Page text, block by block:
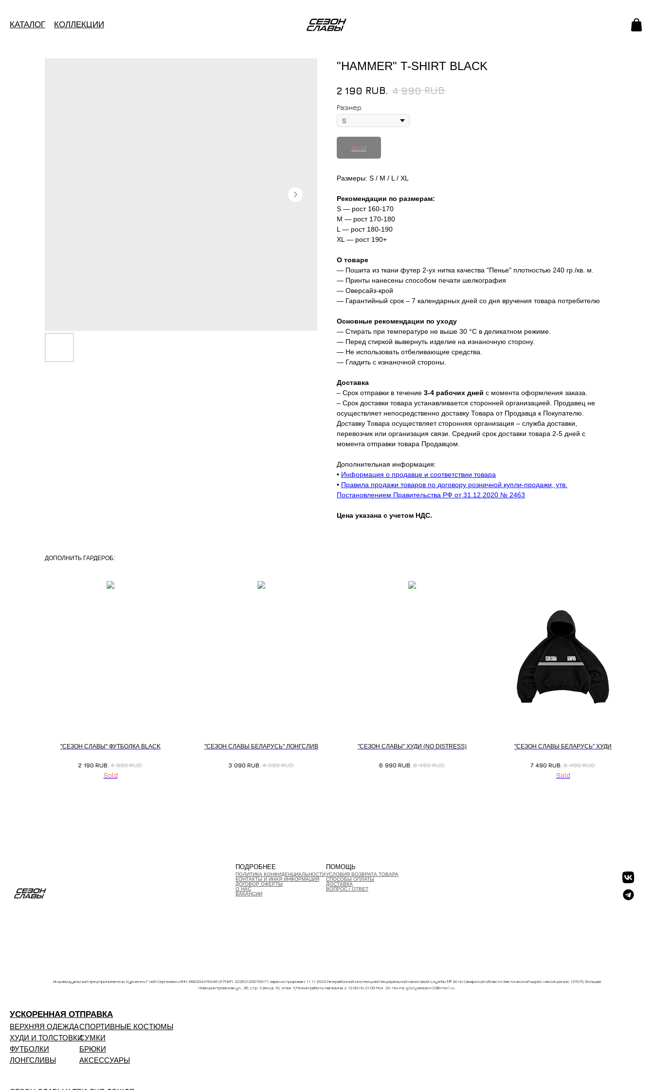
КАТАЛОГ КОЛЛЕКЦИИ
"HAMMER" T-SHIRT BLACK
2 190 RUB. 4 990 RUB.
Размер
Размеры: S / M / L / XL
Рекомендации по размерам:
S — рост 160-170
M — рост 170-180
L — рост 180-190
XL — рост 190+
О товаре
— Пошита из ткани футер 2-ух нитка качества "Пенье" плотностью 240 гр./кв. м.
— Принты нанесены способом печати шелкография
— Оверсайз-крой
— Гарантийный срок – 7 календарных дней со дня вручения товара потребителю
Основные рекомендации по уходу
— Стирать при температуре не выше 30 °C в деликатном режиме.
— Перед стиркой вывернуть изделие на изнаночную сторону.
— Не использовать отбеливающие средства.
— Гладить с изнаночной стороны.
Доставка
– Срок отправки в течение 3-4 рабочих дней с момента оформления заказа.
– Срок доставки товара устанавливается сторонней организацией. Продавец не
осуществляет непосредственно доставку Товара от Продавца к Покупателю.
Доставку Товара осуществляет сторонняя организация – служба доставки,
перевозчик или организация связи. Средний срок доставки товара 2-5 дней с
момента отправки товара Продавцом.
Дополнительная информация:
• Информация о продавце и соответствии товара
• Правила продажи товаров по договору розничной купли-продажи, утв.
Постановлением Правительства РФ от 31.12.2020 № 2463
Цена указана с учетом НДС.
ДОПОЛНИТЬ ГАРДЕРОБ:
"СЕЗОН СЛАВЫ" ФУТБОЛКА BLACK
2 190 RUB. 4 990 RUB.
"СЕЗОН СЛАВЫ БЕЛАРУСЬ" ЛОНГСЛИВ
3 090 RUB. 4 090 RUB.
"СЕЗОН СЛАВЫ" ХУДИ (NO DISTRESS)
6 990 RUB. 8 490 RUB.
"СЕЗОН СЛАВЫ БЕЛАРУСЬ" ХУДИ
7 490 RUB. 8 490 RUB.
ПОДРОБНЕЕ
ПОЛИТИКА КОНФИДЕНЦИАЛЬНОСТИ
КОНТАКТЫ И ИНАЯ ИНФОРМАЦИЯ
ДОГОВОР ОФЕРТЫ
О НАС
ВАКАНСИИ
ПОМОЩЬ
УСЛОВИЯ ВОЗВРАТА ТОВАРА
СПОСОБЫ ОПЛАТЫ
ДОСТАВКА
ВОПРОС / ОТВЕТ
Индивидуальный предприниматель Курченко Глеб Сергеевич ИНН: 890204476446 ОГРНИП: 322631200159171 зарегистрирован: 11.11.2022 Межрайонной инспекцией Федеральной налоговой службы № 24 по Самарской области Фактический адрес нахождения: 127015, Большая
Новодмитровская ул., 36, стр. 2 (вход 10, этаж 1) Режим работы магазина: с 12:00 по 21:00 Мск. Эл. почта: gloryseason23@mail.ru
УСКОРЕННАЯ ОТПРАВКА
ВЕРХНЯЯ ОДЕЖДА
ХУДИ И ТОЛСТОВКИ
ФУТБОЛКИ
ЛОНГСЛИВЫ
СПОРТИВНЫЕ КОСТЮМЫ
СУМКИ
БРЮКИ
АКСЕССУАРЫ